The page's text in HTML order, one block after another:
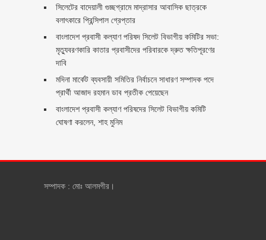
সিলেটের বাদেয়ালী গুচ্ছগ্রামে মাদ্রাসার আবাসিক ছাত্রকে
বলাৎকারে প্রিন্সিপাল গ্রেপ্তার ‎
বাংলাদেশ প্রবাসী কল্যাণ পরিষদ সিলেট বিভাগীয় কমিটির সভা:
মৃত্যুবরণকারি কাতার প্রবাসীদের পরিবারকে দ্রুত ক্ষতিপূরণের
দাবি
মদিনা মার্কেট ব্যবসায়ী সমিতির নির্বাচনে সাধারণ সম্পাদক পদে
প্রার্থী আজাদ রহমান ডাব প্রতীক পেয়েছেন ‎
‎বাংলাদেশ প্রবাসী কল্যাণ পরিষদের সিলেট বিভাগীয় কমিটি
ঘোষণা করলেন, শাহ মুনিম
সম্পাদক : মোঃ আলমগীর।